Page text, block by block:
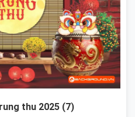
thu 2025 (7)